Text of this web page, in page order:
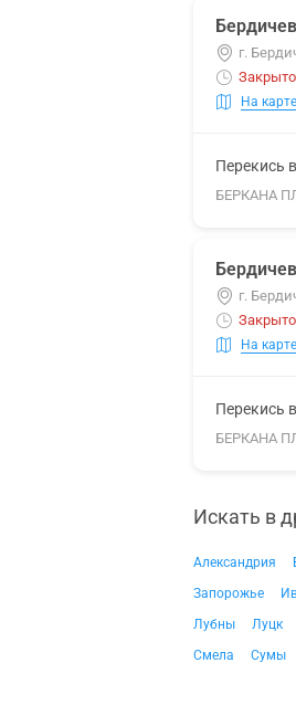
г.
Закрыто
На карте
Перекись
БЕРКАНА
г.
Закрыто
На карте
Перекись
БЕРКАНА
Искать в
Александрия
Запорожье
Лубны
Луцк
Смела
Сумы